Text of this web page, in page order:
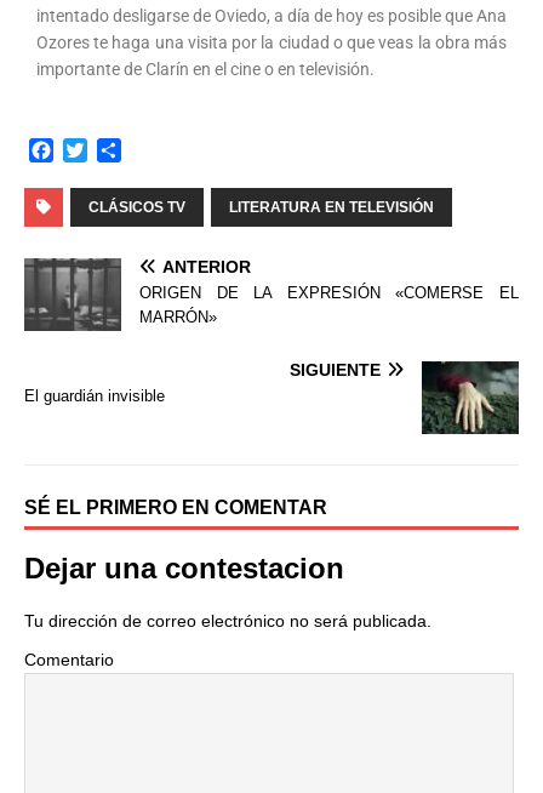
intentado desligarse de Oviedo, a día de hoy es posible que Ana
Ozores te haga una visita por la ciudad o que veas la obra más
importante de Clarín en el cine o en televisión.
e
o
o
k
i
t
e
r
m
p
CLÁSICOS TV LITERATURA EN TELEVISIÓN
ANTERIOR
ORIGEN DE LA EXPRESIÓN «COMERSE EL
MARRÓN»
SIGUIENTE
El guardián invisible
SÉ EL PRIMERO EN COMENTAR
Dejar una contestacion
Tu dirección de correo electrónico no será publicada.
Comentario